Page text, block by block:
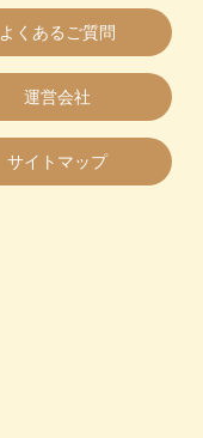
よくあるご質問
運営会社
サイトマップ